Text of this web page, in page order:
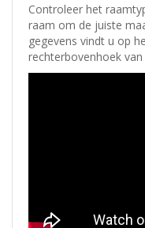
Controleer het
raam om de juiste
gegevens vindt u op
rechterbovenhoek